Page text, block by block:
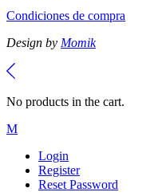
Condiciones de compra
Design by Momik
No products in the cart.
Login
Register
Reset Password